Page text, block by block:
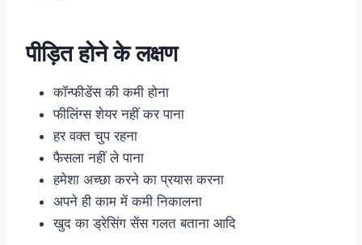
पीड़ित होने के लक्षण
कॉन्फीडेंस की कमी होना
फीलिंग्स शेयर नहीं कर पाना
हर वक्त चुप रहना
फैसला नहीं ले पाना
हमेशा अच्छा करने का प्रयास करना
अपने ही काम में कमी निकालना
खुद का ड्रेसिंग सेंस गलत बताना आदि